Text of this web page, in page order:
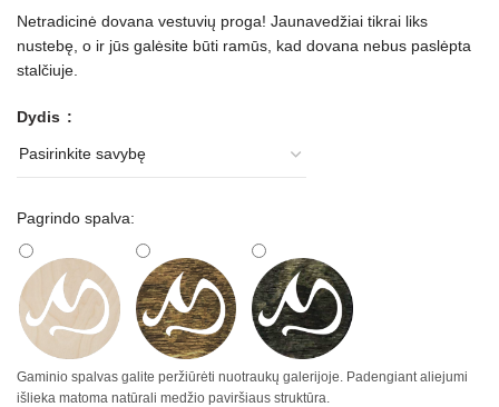
Netradicinė dovana vestuvių proga! Jaunavedžiai tikrai liks
nustebę, o ir jūs galėsite būti ramūs, kad dovana nebus paslėpta
stalčiuje.
Dydis
Pagrindo spalva:
Gaminio spalvas galite peržiūrėti nuotraukų galerijoje. Padengiant aliejumi
išlieka matoma natūrali medžio paviršiaus struktūra.